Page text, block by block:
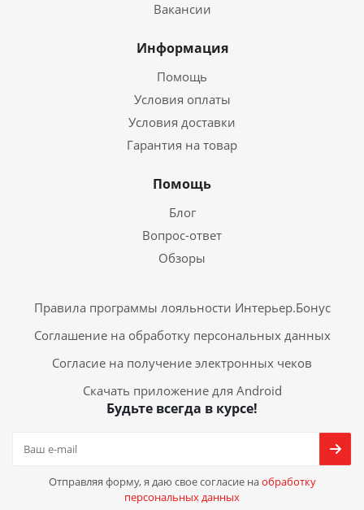
Вакансии
Информация
Помощь
Условия оплаты
Условия доставки
Гарантия на товар
Помощь
Блог
Вопрос-ответ
Обзоры
Правила программы лояльности Интерьер.Бонус
Соглашение на обработку персональных данных
Согласие на получение электронных чеков
Скачать приложение для Android
Будьте всегда в курсе!
Отправляя форму, я даю свое согласие наобработку
персональных данных